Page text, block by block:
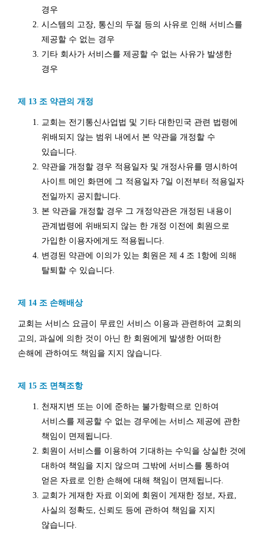
경우
시스템의 고장, 통신의 두절 등의 사유로 인해 서비스를
제공할 수 없는 경우
기타 회사가 서비스를 제공할 수 없는 사유가 발생한
경우
제 13 조 약관의 개정
교회는 전기통신사업법 및 기타 대한민국 관련 법령에
위배되지 않는 범위 내에서 본 약관을 개정할 수
있습니다.
약관을 개정할 경우 적용일자 및 개정사유를 명시하여
사이트 메인 화면에 그 적용일자 7일 이전부터 적용일자
전일까지 공지합니다.
본 약관을 개정할 경우 그 개정약관은 개정된 내용이
관계법령에 위배되지 않는 한 개정 이전에 회원으로
가입한 이용자에게도 적용됩니다.
변경된 약관에 이의가 있는 회원은 제 4 조 1항에 의해
탈퇴할 수 있습니다.
제 14 조 손해배상
교회는 서비스 요금이 무료인 서비스 이용과 관련하여 교회의
고의, 과실에 의한 것이 아닌 한 회원에게 발생한 어떠한
손해에 관하여도 책임을 지지 않습니다.
제 15 조 면책조항
천재지변 또는 이에 준하는 불가항력으로 인하여
서비스를 제공할 수 없는 경우에는 서비스 제공에 관한
책임이 면제됩니다.
회원이 서비스를 이용하여 기대하는 수익을 상실한 것에
대하여 책임을 지지 않으며 그밖에 서비스를 통하여
얻은 자료로 인한 손해에 대해 책임이 면제됩니다.
교회가 게재한 자료 이외에 회원이 게재한 정보, 자료,
사실의 정확도, 신뢰도 등에 관하여 책임을 지지
않습니다.